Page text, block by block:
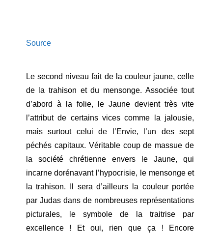
Source
Le second niveau fait de la couleur jaune, celle
de la trahison et du mensonge. Associée tout
d’abord à la folie, le Jaune devient très vite
l’attribut de certains vices comme la jalousie,
mais surtout celui de l’Envie, l’un des sept
péchés capitaux. Véritable coup de massue de
la société chrétienne envers le Jaune, qui
incarne dorénavant l’hypocrisie, le mensonge et
la trahison. Il sera d’ailleurs la couleur portée
par Judas dans de nombreuses représentations
picturales, le symbole de la traitrise par
excellence ! Et oui, rien que ça ! Encore